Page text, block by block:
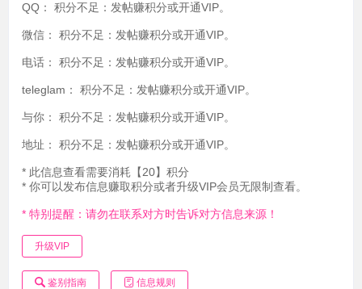
QQ： 积分不足：发帖赚积分或开通VIP。
微信： 积分不足：发帖赚积分或开通VIP。
电话： 积分不足：发帖赚积分或开通VIP。
teleglam： 积分不足：发帖赚积分或开通VIP。
与你： 积分不足：发帖赚积分或开通VIP。
地址： 积分不足：发帖赚积分或开通VIP。
* 此信息查看需要消耗【20】积分
* 你可以发布信息赚取积分或者升级VIP会员无限制查看。
* 特别提醒：请勿在联系对方时告诉对方信息来源！
升级VIP
鉴别指南 信息规则